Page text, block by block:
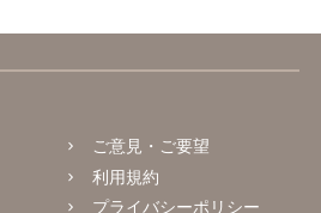
ご意見・ご要望
利用規約
プライバシーポリシー